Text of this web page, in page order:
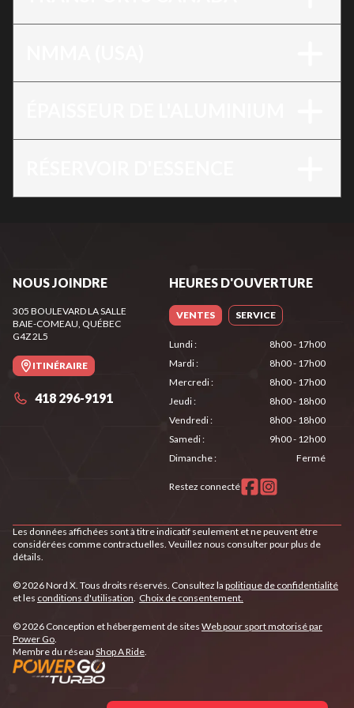
NOUS JOINDRE
305 BOULEVARD LA SALLE
BAIE-COMEAU, QUÉBEC
G4Z 2L5
ITINÉRAIRE
418 296-9191
HEURES D'OUVERTURE
VENTES SERVICE
Lundi:
8h00 - 17h00
Mardi:
8h00 - 17h00
Mercredi:
8h00 - 17h00
Jeudi:
8h00 - 18h00
Vendredi:
8h00 - 18h00
Samedi:
9h00 - 12h00
Dimanche: Fermé
Restez connecté
Les données affichées sont à titre indicatif seulement et ne peuvent être
considérées comme contractuelles. Veuillez nous consulter pour plus de
détails.
© 2026 Nord X. Tous droits réservés. Consultez la politique de confidentialité
et les conditions d'utilisation. Choix de consentement.
© 2026 Conception et hébergement de sites Web pour sport motorisé par
Power Go.
Membre du réseau Shop A Ride.